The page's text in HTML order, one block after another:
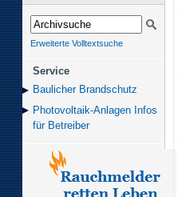
Erweiterte Volltextsuche
Service
Baulicher Brand­schutz
Photovoltaik-Anlagen Infos
für Betreiber